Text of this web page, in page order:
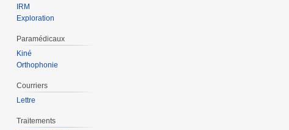
IRM
Exploration
Paramédicaux
Kiné
Orthophonie
Courriers
Lettre
Traitements